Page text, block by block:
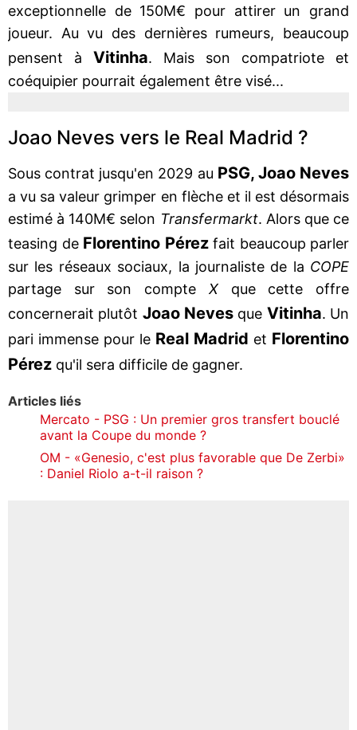
exceptionnelle de 150M€ pour attirer un grand
joueur. Au vu des dernières rumeurs, beaucoup
pensent à Vitinha. Mais son compatriote et
coéquipier pourrait également être visé...
Joao Neves vers le Real Madrid ?
Sous contrat jusqu'en 2029 au PSG, Joao Neves
a vu sa valeur grimper en flèche et il est désormais
estimé à 140M€ selon Transfermarkt. Alors que ce
teasing de Florentino Pérezfait beaucoup parler
sur les réseaux sociaux, la journaliste de la COPE
partage sur son compte Xque cette offre
concernerait plutôt Joao Neves que Vitinha. Un
pari immense pour le Real Madrid et Florentino
Pérez qu'il sera difficile de gagner.
Articles liés
Mercato - PSG : Un premier gros transfert bouclé
avant la Coupe du monde ?
OM - «Genesio, c'est plus favorable que De Zerbi»
: Daniel Riolo a-t-il raison ?